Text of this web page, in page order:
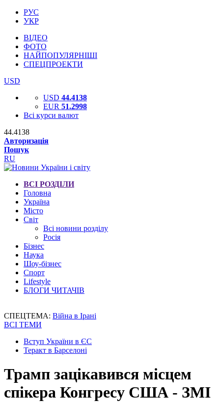
РУС
УКР
ВІДЕО
ФОТО
НАЙПОПУЛЯРНІШІ
СПЕЦПРОЕКТИ
USD
USD 44.4138
EUR 51.2998
Всі курси валют
44.4138
Авторизація
Пошук
RU
ВСІ РОЗДІЛИ
Головна
Україна
Місто
Світ
Всі новини розділу
Росія
Бізнес
Наука
Шоу-бізнес
Спорт
Lifestyle
БЛОГИ ЧИТАЧІВ
СПЕЦТЕМА: Війна в Ірані
ВСІ ТЕМИ
Вступ України в ЄС
Теракт в Барселоні
Трамп зацікавився місцем
спікера Конгресу США - ЗМІ